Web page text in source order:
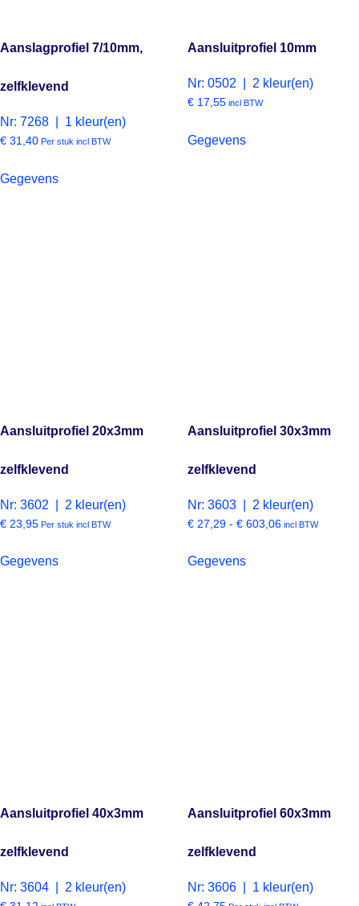
Aanslagprofiel 7/10mm,
zelfklevend
Nr: 7268 | 1 kleur(en)
€ 31,40 Per stuk incl BTW
Gegevens
Aansluitprofiel 10mm
Nr: 0502 | 2 kleur(en)
€ 17,55 incl BTW
Gegevens
Aansluitprofiel 20x3mm
zelfklevend
Nr: 3602 | 2 kleur(en)
€ 23,95 Per stuk incl BTW
Gegevens
Aansluitprofiel 30x3mm
zelfklevend
Nr: 3603 | 2 kleur(en)
€ 27,29 - € 603,06 incl BTW
Gegevens
Aansluitprofiel 40x3mm
zelfklevend
Nr: 3604 | 2 kleur(en)
Aansluitprofiel 60x3mm
zelfklevend
Nr: 3606 | 1 kleur(en)